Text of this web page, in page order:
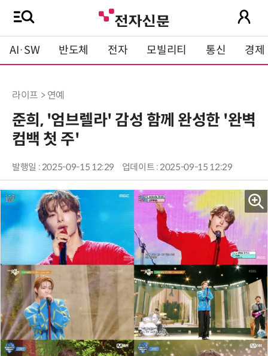
AI·SW 반도체 전자 모빌리티 통신 경제
라이프 > 연예
준희, '엄브렐라' 감성 함께 완성한 '완벽
컴백 첫 주'
발행일 : 2025-09-15 12:29 업데이트 : 2025-09-15 12:29